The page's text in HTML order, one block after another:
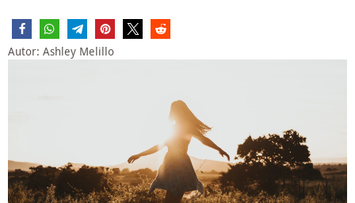
Autor: Ashley Melillo